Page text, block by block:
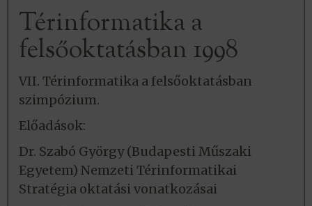
Térinformatika a
felsőoktatásban 1998
VII. Térinformatika a felsőoktatásban
szimpózium.
Előadások:
Dr. Szabó György (Budapesti Műszaki
Egyetem) Nemzeti Térinformatikai
Stratégia oktatási vonatkozásai